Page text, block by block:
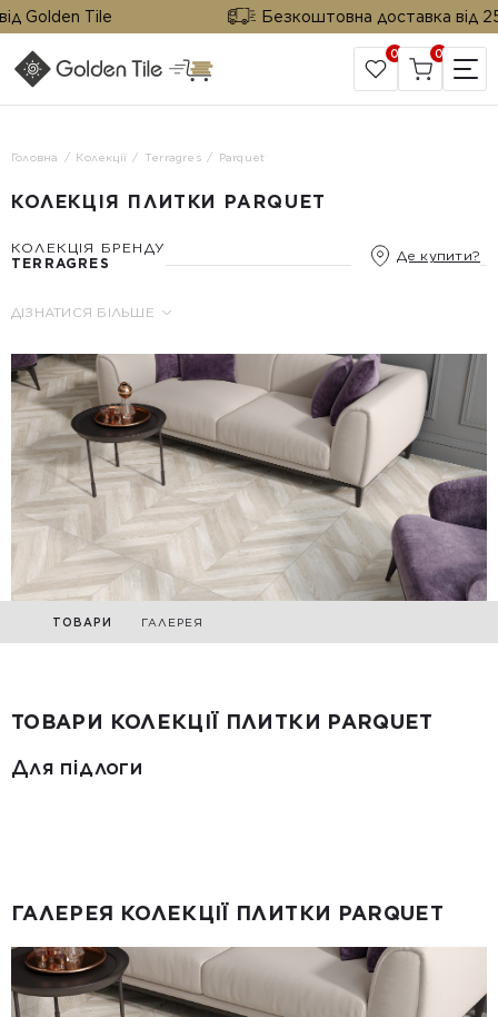
Golden Tile Безкоштовна доставка від 25
САЙТ КОМПАНІЇ
0 0
Головна Колекції Terragres Parquet
КОЛЕКЦІЯ ПЛИТКИ PARQUET
КОЛЕКЦІЯ БРЕНДУ
TERRAGRES
Де купити?
ДІЗНАТИСЯ БІЛЬШЕ
ТОВАРИ ГАЛЕРЕЯ
ТОВАРИ КОЛЕКЦІЇ ПЛИТКИ PARQUET
Для підлоги
ГАЛЕРЕЯ КОЛЕКЦІЇ ПЛИТКИ PARQUET